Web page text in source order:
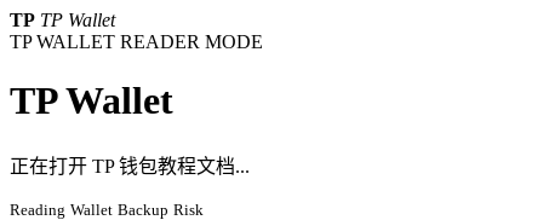
TP TP Wallet
TP WALLET READER MODE
TP Wallet
正在打开 TP 钱包教程文档...
Reading Wallet Backup Risk